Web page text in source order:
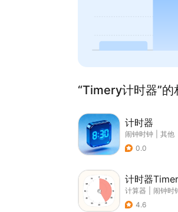
“Timery计时器”
计时器
闹钟时钟
其他
0.0
计时器Timer
计算器
闹钟时
4.6